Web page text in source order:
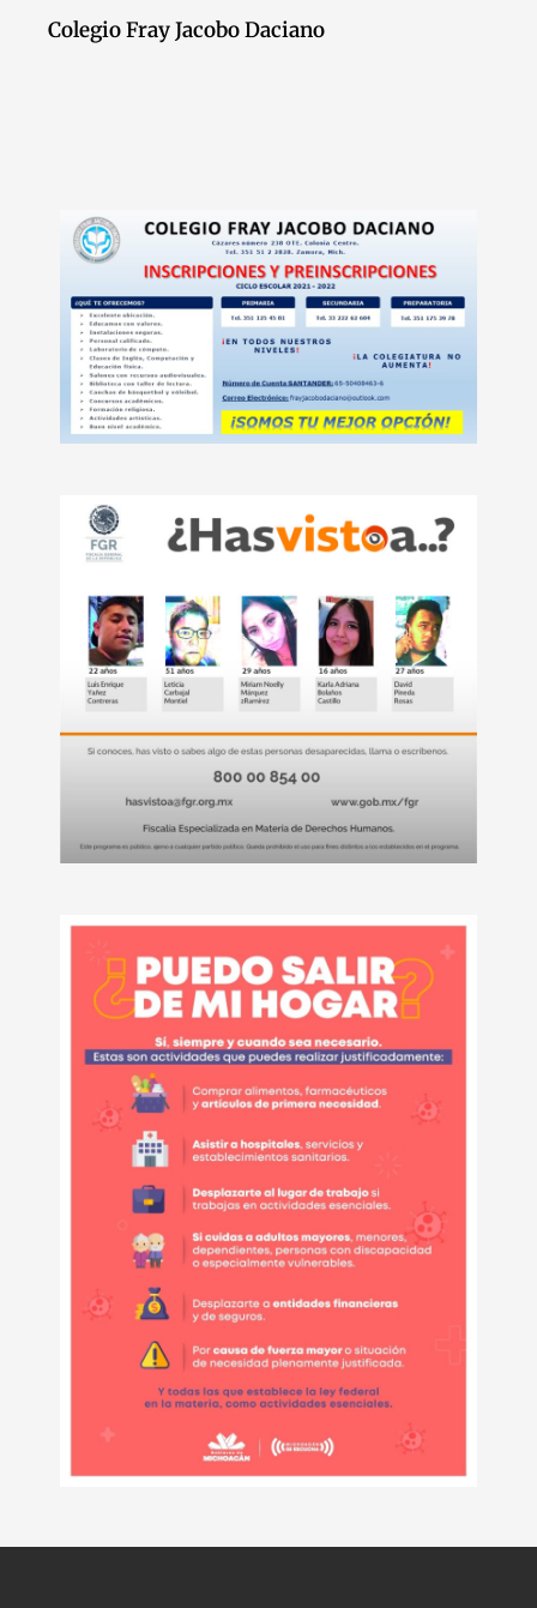
Colegio Fray Jacobo Daciano